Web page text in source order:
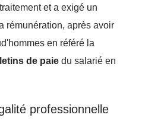
et a exigé un
rémunération, après avoir
en référé la
de paie du salarié en
professionnelle